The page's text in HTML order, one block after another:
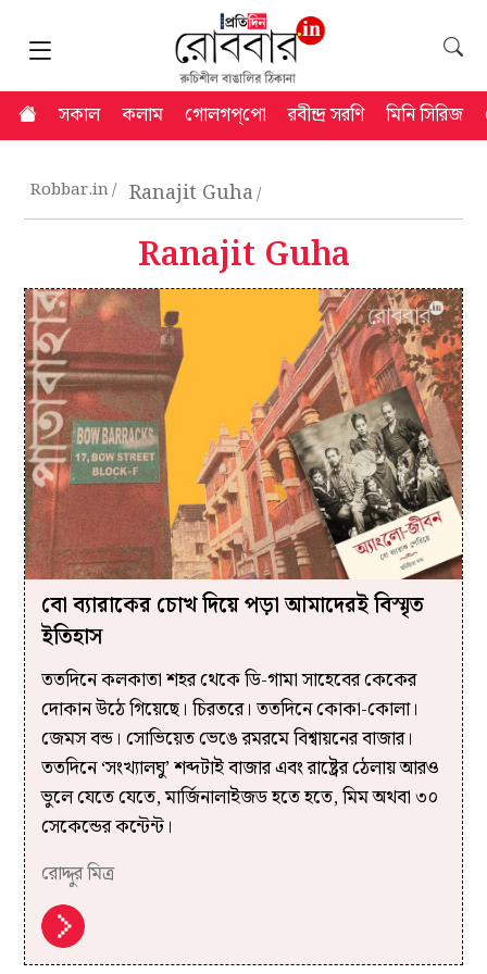
সকাল কলাম গোলগপ্‌পো রবীন্দ্র সরণি মিনি সিরিজ
Robbar.in Ranajit Guha
Ranajit Guha
বো ব্যারাকের চোখ দিয়ে পড়া আমাদেরই বিস্মৃত
ইতিহাস
ততদিনে কলকাতা শহর থেকে ডি-গামা সাহেবের কেকের
দোকান উঠে গিয়েছে। চিরতরে। ততদিনে কোকা-কোলা।
জেমস বন্ড। সোভিয়েত ভেঙে রমরমে বিশ্বায়নের বাজার।
ততদিনে ‘সংখ্যালঘু’ শব্দটাই বাজার এবং রাষ্ট্রের ঠেলায় আরও
ভুলে যেতে যেতে, মার্জিনালাইজড হতে হতে, মিম অথবা ৩০
সেকেন্ডের কন্টেন্ট।
রোদ্দুর মিত্র